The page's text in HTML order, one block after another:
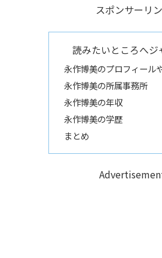
スポンサーリ
読みたいところへジ
永作博美のプロフィール
永作博美の所属事務所
永作博美の年収
永作博美の学歴
まとめ